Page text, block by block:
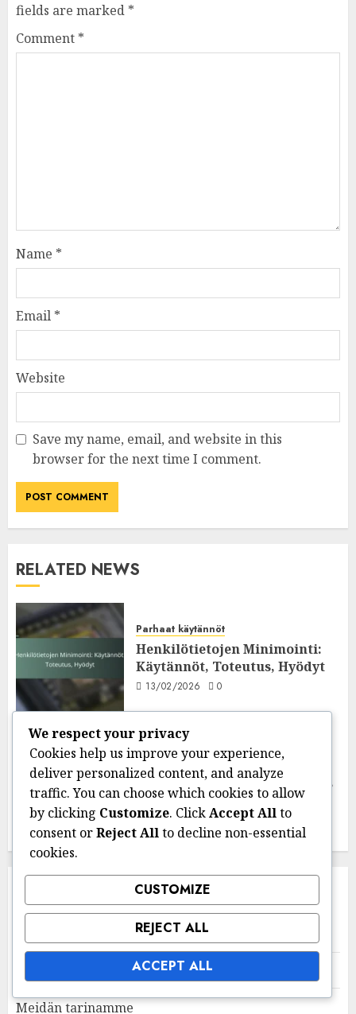
fields are marked *
Comment *
Name *
Email *
Website
Save my name, email, and website in this
browser for the next time I comment.
RELATED NEWS
Parhaat käytännöt
Henkilötietojen Minimointi:
Käytännöt, Toteutus, Hyödyt
13/02/2026 0
Parhaat käytännöt
Tietosuojapolitiikan
Laatiminen: Rakenne, Sisältö,
Viestintä
12/02/2026 0
Ota yhteyttä meihin
Meidän tarinamme
We respect your privacy
Cookies help us improve your experience,
deliver personalized content, and analyze
traffic. You can choose which cookies to allow
by clicking Customize. ClickAccept Allto
consent orReject Allto decline non-essential
cookies.
CUSTOMIZE
REJECT ALL
ACCEPT ALL